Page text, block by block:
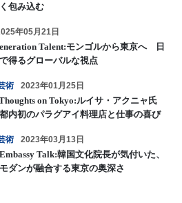
包み込む
年05月21日
Talent:モンゴルから東京へ 日
得るグローバルな視点
術 2023年01月25日
on Tokyo:ルイサ・アクニャ氏
内初のパラグアイ料理店と仕事の喜び
術 2023年03月13日
Talk:韓国文化院長が気付いた、
ダンが融合する東京の奥深さ